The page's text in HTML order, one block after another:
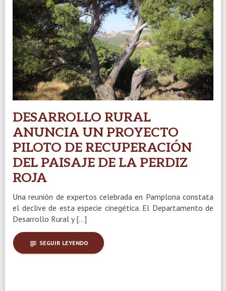
DESARROLLO RURAL
ANUNCIA UN PROYECTO
PILOTO DE RECUPERACIÓN
DEL PAISAJE DE LA PERDIZ
ROJA
Una reunión de expertos celebrada en Pamplona constata
el declive de esta especie cinegética. El Departamento de
Desarrollo Rural y […]
subject SEGUIR LEYENDO